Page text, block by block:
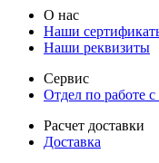
О нас
Наши
Наши реквизиты
Сервис
Отдел по работе
Расчет доставки
Доставка